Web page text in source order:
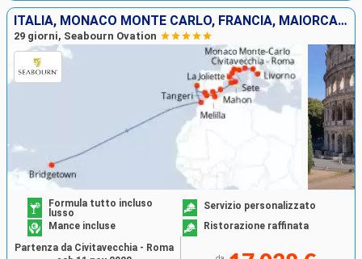
ITALIA, MONACO MONTE CARLO, FRANCIA, MAIORCA, MAROCCO, SPAGNA, PORTOGALLO, BARBADOS
29 giorni, Seabourn Ovation
Formula tutto incluso
lusso
Servizio personalizzato
Mance incluse
Ristorazione raffinata
Partenza da Civitavecchia - Roma